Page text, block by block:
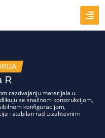
R
razdvajanju materijala u
se snažnom konstrukcijom,
konfiguracijom,
i stabilan rad u zahtevnim